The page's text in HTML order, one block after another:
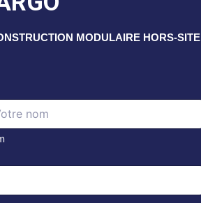
MODULAIRE HORS-SITE